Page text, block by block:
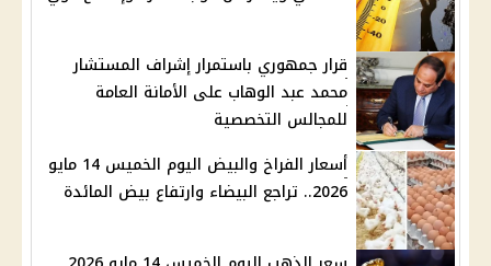
قرار جمهوري باستمرار إشراف المستشار
محمد عبد الوهاب على الأمانة العامة
للمجالس التخصصية
أسعار الفراخ والبيض اليوم الخميس 14 مايو
2026.. تراجع البيضاء وارتفاع بيض المائدة